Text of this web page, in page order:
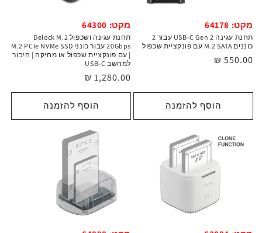
מקט: 64178
תחנת עגינה USB-C Gen 2 עבור 2
כוננים M.2 SATA עם פונקציית שכפול
מחיר
550.00 ₪
הוסף להזמנה
מקט: 64300
תחנת עגינה ושכפול Delock M.2
20Gbps עבור כונני M.2 PCIe NVMe SSD
| עם פונקציית שכפול או מחיקה | חיבור
למחשב USB-C
מחיר
רגיל
1,280.00 ₪
הוסף להזמנה